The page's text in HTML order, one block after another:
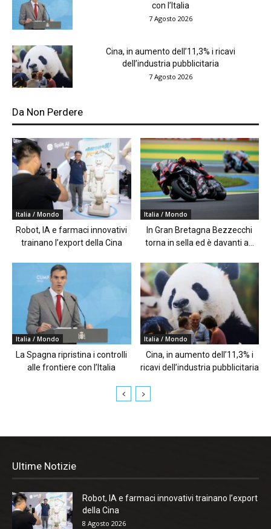
con l’Italia
7 Agosto 2026
Cina, in aumento dell’11,3% i ricavi
dell’industria pubblicitaria
7 Agosto 2026
Da Non Perdere
Italia / Mondo
Robot, IA e farmaci innovativi
trainano l’export della Cina
Italia / Mondo
In Gran Bretagna Bezzecchi
torna in sella ed è davanti a...
Italia / Mondo
La Spagna ripristina i controlli
alle frontiere con l’Italia
Italia / Mondo
Cina, in aumento dell’11,3% i
ricavi dell’industria pubblicitaria
Ultime Notizie
Robot, IA e farmaci innovativi trainano l’export
della Cina
8 Agosto 2026